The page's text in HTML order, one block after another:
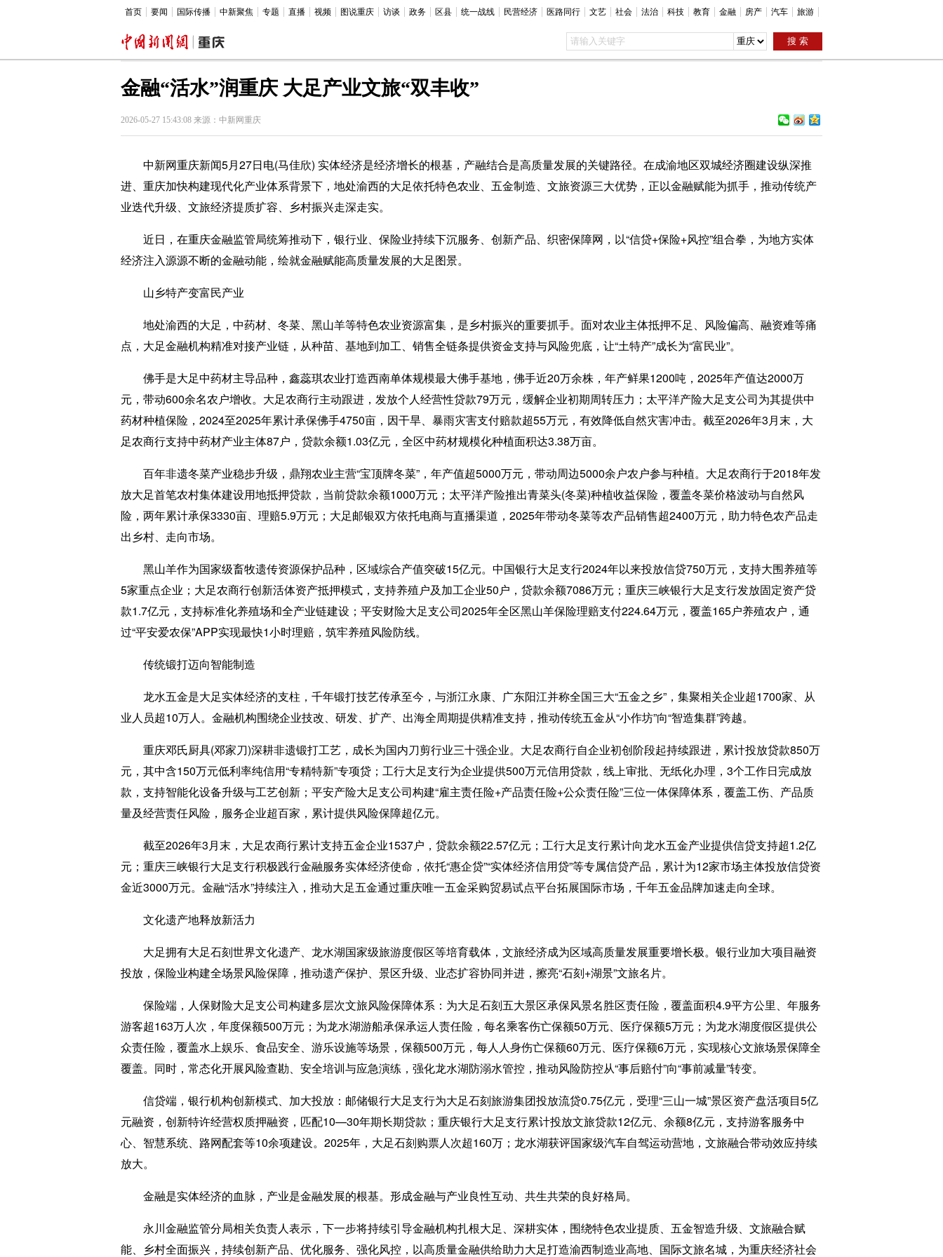
首页 要闻 国际传播 中新聚焦 专题 直播 视频 图说重庆 访谈 政务 区县 统一战线 民营经济 医路同行 文艺 社会 法治 科技 教育 金融 房产 汽车 旅游
金融“活水”润重庆 大足产业文旅“双丰收”
2026-05-27 15:43:08 来源：中新网重庆
中新网重庆新闻5月27日电(马佳欣) 实体经济是经济增长的根基，产融结合是高质量发展的关键路径。在成渝地区双城经济圈建设纵深推
进、重庆加快构建现代化产业体系背景下，地处渝西的大足依托特色农业、五金制造、文旅资源三大优势，正以金融赋能为抓手，推动传统产
业迭代升级、文旅经济提质扩容、乡村振兴走深走实。
近日，在重庆金融监管局统筹推动下，银行业、保险业持续下沉服务、创新产品、织密保障网，以“信贷+保险+风控”组合拳，为地方实体
经济注入源源不断的金融动能，绘就金融赋能高质量发展的大足图景。
山乡特产变富民产业
地处渝西的大足，中药材、冬菜、黑山羊等特色农业资源富集，是乡村振兴的重要抓手。面对农业主体抵押不足、风险偏高、融资难等痛
点，大足金融机构精准对接产业链，从种苗、基地到加工、销售全链条提供资金支持与风险兜底，让“土特产”成长为“富民业”。
佛手是大足中药材主导品种，鑫蕊琪农业打造西南单体规模最大佛手基地，佛手近20万余株，年产鲜果1200吨，2025年产值达2000万
元，带动600余名农户增收。大足农商行主动跟进，发放个人经营性贷款79万元，缓解企业初期周转压力；太平洋产险大足支公司为其提供中
药材种植保险，2024至2025年累计承保佛手4750亩，因干旱、暴雨灾害支付赔款超55万元，有效降低自然灾害冲击。截至2026年3月末，大
足农商行支持中药材产业主体87户，贷款余额1.03亿元，全区中药材规模化种植面积达3.38万亩。
百年非遗冬菜产业稳步升级，鼎翔农业主营“宝顶牌冬菜”，年产值超5000万元，带动周边5000余户农户参与种植。大足农商行于2018年发
放大足首笔农村集体建设用地抵押贷款，当前贷款余额1000万元；太平洋产险推出青菜头(冬菜)种植收益保险，覆盖冬菜价格波动与自然风
险，两年累计承保3330亩、理赔5.9万元；大足邮银双方依托电商与直播渠道，2025年带动冬菜等农产品销售超2400万元，助力特色农产品走
出乡村、走向市场。
黑山羊作为国家级畜牧遗传资源保护品种，区域综合产值突破15亿元。中国银行大足支行2024年以来投放信贷750万元，支持大围养殖等
5家重点企业；大足农商行创新活体资产抵押模式，支持养殖户及加工企业50户，贷款余额7086万元；重庆三峡银行大足支行发放固定资产贷
款1.7亿元，支持标准化养殖场和全产业链建设；平安财险大足支公司2025年全区黑山羊保险理赔支付224.64万元，覆盖165户养殖农户，通
过“平安爱农保”APP实现最快1小时理赔，筑牢养殖风险防线。
传统锻打迈向智能制造
龙水五金是大足实体经济的支柱，千年锻打技艺传承至今，与浙江永康、广东阳江并称全国三大“五金之乡”，集聚相关企业超1700家、从
业人员超10万人。金融机构围绕企业技改、研发、扩产、出海全周期提供精准支持，推动传统五金从“小作坊”向“智造集群”跨越。
重庆邓氏厨具(邓家刀)深耕非遗锻打工艺，成长为国内刀剪行业三十强企业。大足农商行自企业初创阶段起持续跟进，累计投放贷款850万
元，其中含150万元低利率纯信用“专精特新”专项贷；工行大足支行为企业提供500万元信用贷款，线上审批、无纸化办理，3个工作日完成放
款，支持智能化设备升级与工艺创新；平安产险大足支公司构建“雇主责任险+产品责任险+公众责任险”三位一体保障体系，覆盖工伤、产品质
量及经营责任风险，服务企业超百家，累计提供风险保障超亿元。
截至2026年3月末，大足农商行累计支持五金企业1537户，贷款余额22.57亿元；工行大足支行累计向龙水五金产业提供信贷支持超1.2亿
元；重庆三峡银行大足支行积极践行金融服务实体经济使命，依托“惠企贷”“实体经济信用贷”等专属信贷产品，累计为12家市场主体投放信贷资
金近3000万元。金融“活水”持续注入，推动大足五金通过重庆唯一五金采购贸易试点平台拓展国际市场，千年五金品牌加速走向全球。
文化遗产地释放新活力
大足拥有大足石刻世界文化遗产、龙水湖国家级旅游度假区等培育载体，文旅经济成为区域高质量发展重要增长极。银行业加大项目融资
投放，保险业构建全场景风险保障，推动遗产保护、景区升级、业态扩容协同并进，擦亮“石刻+湖景”文旅名片。
保险端，人保财险大足支公司构建多层次文旅风险保障体系：为大足石刻五大景区承保风景名胜区责任险，覆盖面积4.9平方公里、年服务
游客超163万人次，年度保额500万元；为龙水湖游船承保承运人责任险，每名乘客伤亡保额50万元、医疗保额5万元；为龙水湖度假区提供公
众责任险，覆盖水上娱乐、食品安全、游乐设施等场景，保额500万元，每人人身伤亡保额60万元、医疗保额6万元，实现核心文旅场景保障全
覆盖。同时，常态化开展风险查勘、安全培训与应急演练，强化龙水湖防溺水管控，推动风险防控从“事后赔付”向“事前减量”转变。
信贷端，银行机构创新模式、加大投放：邮储银行大足支行为大足石刻旅游集团投放流贷0.75亿元，受理“三山一城”景区资产盘活项目5亿
元融资，创新特许经营权质押融资，匹配10—30年期长期贷款；重庆银行大足支行累计投放文旅贷款12亿元、余额8亿元，支持游客服务中
心、智慧系统、路网配套等10余项建设。2025年，大足石刻购票人次超160万；龙水湖获评国家级汽车自驾运动营地，文旅融合带动效应持续
放大。
金融是实体经济的血脉，产业是金融发展的根基。形成金融与产业良性互动、共生共荣的良好格局。
永川金融监管分局相关负责人表示，下一步将持续引导金融机构扎根大足、深耕实体，围绕特色农业提质、五金智造升级、文旅融合赋
能、乡村全面振兴，持续创新产品、优化服务、强化风控，以高质量金融供给助力大足打造渝西制造业高地、国际文旅名城，为重庆经济社会